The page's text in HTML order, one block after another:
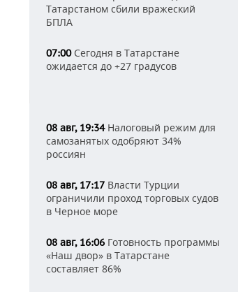
Татарстаном сбили вражеский
БПЛА
07:00Сегодня в Татарстане
ожидается до +27 градусов
08 авг, 19:34Налоговый режим для
самозанятых одобряют 34%
россиян
08 авг, 17:17 Власти Турции
ограничили проход торговых судов
в Черное море
08 авг, 16:06 Готовность программы
«Наш двор» в Татарстане
составляет 86%